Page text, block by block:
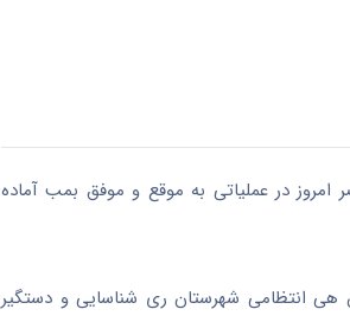
امروز در عملیاتی به موقع و موفق بمب آماده
فرمان هی انتظامی شهرستان ری شناسایی و دستگیر